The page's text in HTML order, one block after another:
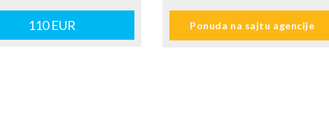
se nalazi na vuceru koji se preuzima u agenciji ),kako bi putnik
o smestaju ( broj sobe, spratnost ). Ulaz u smeštajne jedinice,
časova u određeni tip smeštaja prema uplaćenoj rezervaciji.
110EUR Ponuda na sajtu agencije